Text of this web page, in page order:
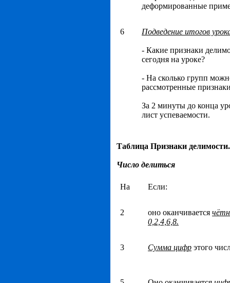
деформированные
6 Подведение итогов
- Какие признаки
сегодня на уроке?
- На сколько групп
рассмотренные
За 2 минуты до конца
лист успеваемости.
Таблица Признаки делимости.
Число делиться
На Если:
2 оно оканчивается
0,2,4,6,8.
3 Сумма цифр этого